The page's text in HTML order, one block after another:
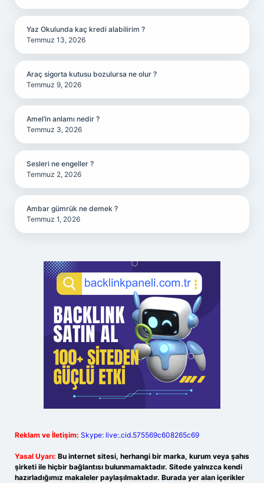
Yaz Okulunda kaç kredi alabilirim ?
Temmuz 13, 2026
Araç sigorta kutusu bozulursa ne olur ?
Temmuz 9, 2026
Amel’in anlamı nedir ?
Temmuz 3, 2026
Sesleri ne engeller ?
Temmuz 2, 2026
Ambar gümrük ne demek ?
Temmuz 1, 2026
Reklam ve İletişim: Skype: live:.cid.575569c608265c69
Yasal Uyarı: Bu internet sitesi, herhangi bir marka, kurum veya şahıs
şirketi ile hiçbir bağlantısı bulunmamaktadır. Sitede yalnızca kendi
hazırladığımız makaleler paylaşılmaktadır. Burada yer alan içerikler